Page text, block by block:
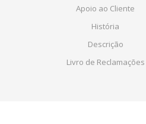
Apoio ao Cliente
História
Descrição
Livro de Reclamações